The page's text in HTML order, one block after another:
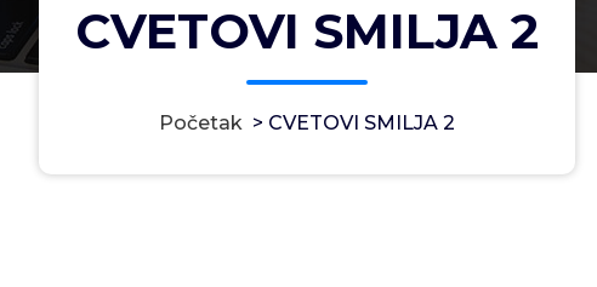
CVETOVI SMILJA 2
Početak > CVETOVI SMILJA 2